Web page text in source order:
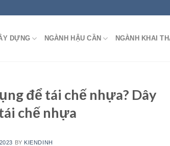
DỰNG NGÀNH HẬU CẦN NGÀNH KHAI
để tái chế nhựa? Dây
chế nhựa
BY KIENDINH